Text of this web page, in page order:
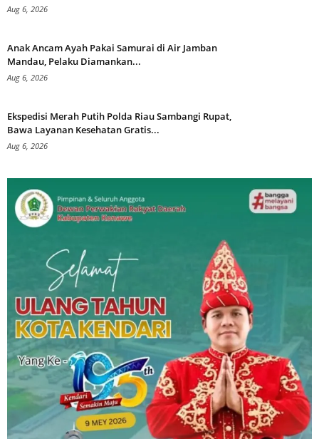
Aug 6, 2026
Anak Ancam Ayah Pakai Samurai di Air Jamban
Mandau, Pelaku Diamankan...
Aug 6, 2026
Ekspedisi Merah Putih Polda Riau Sambangi Rupat,
Bawa Layanan Kesehatan Gratis...
Aug 6, 2026